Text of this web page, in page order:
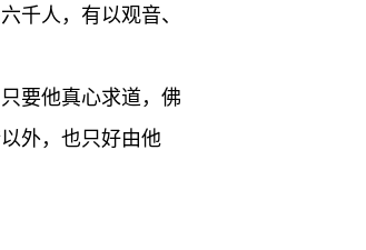
千人，有以观音、
要他真心求道，佛
外，也只好由他